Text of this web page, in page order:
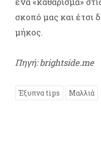
σκοπό μας και έτσι
μήκος.
Πηγή: brightside.me
Έξυπνα tips Μαλλιά